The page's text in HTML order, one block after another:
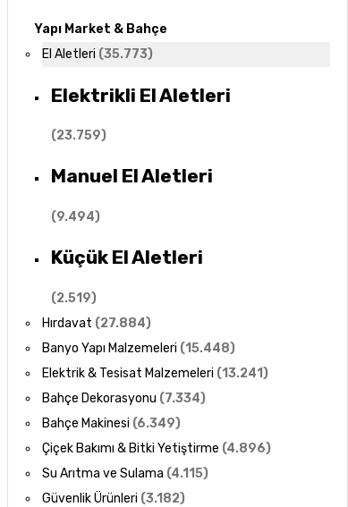
Yapı Market & Bahçe
El Aletleri (35.773)
Elektrikli El Aletleri
(23.759)
Manuel El Aletleri
(9.494)
Küçük El Aletleri
(2.519)
Hırdavat (27.884)
Banyo Yapı Malzemeleri (15.448)
Elektrik & Tesisat Malzemeleri (13.241)
Bahçe Dekorasyonu (7.334)
Bahçe Makinesi (6.349)
Çiçek Bakımı & Bitki Yetiştirme (4.896)
Su Arıtma ve Sulama (4.115)
Güvenlik Ürünleri (3.182)